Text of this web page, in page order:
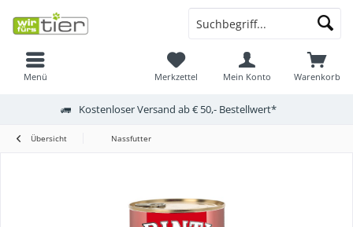
Menü Warenkorb
Merkzettel Mein Konto
Kostenloser Versand ab € 50,- Bestellwert*
Übersicht Nassfutter